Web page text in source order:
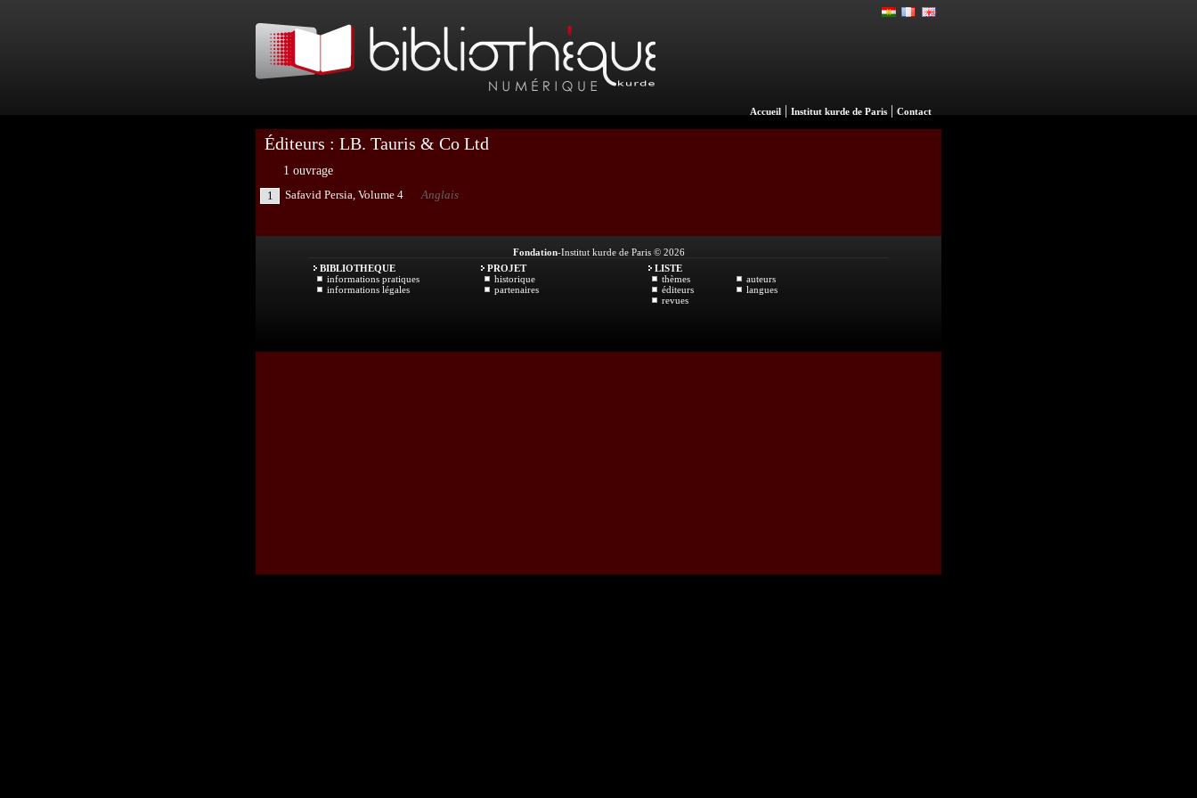
Accueil | Institut kurde de Paris | Contact
Éditeurs : LB. Tauris & Co Ltd
1 ouvrage
1
Safavid Persia, Volume 4 Anglais
Fondation-Institut kurde de Paris © 2026
BIBLIOTHEQUE
informations pratiques
informations légales
PROJET
historique
partenaires
LISTE
thèmes
auteurs
éditeurs
langues
revues